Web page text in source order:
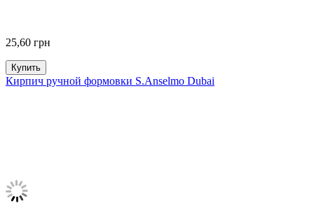
25,60 грн
Купить
Кирпич ручной формовки S.Anselmo Dubai